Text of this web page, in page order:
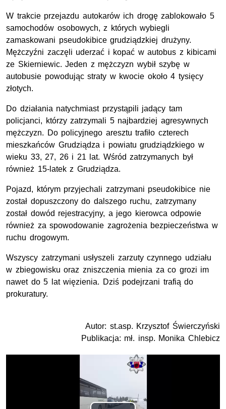
W trakcie przejazdu autokarów ich drogę zablokowało 5
samochodów osobowych, z których wybiegli
zamaskowani pseudokibice grudziądzkiej drużyny.
Mężczyźni zaczęli uderzać i kopać w autobus z kibicami
ze Skierniewic. Jeden z mężczyzn wybił szybę w
autobusie powodując straty w kwocie około 4 tysięcy
złotych.
Do działania natychmiast przystąpili jadący tam
policjanci, którzy zatrzymali 5 najbardziej agresywnych
mężczyzn. Do policyjnego aresztu trafiło czterech
mieszkańców Grudziądza i powiatu grudziądzkiego w
wieku 33, 27, 26 i 21 lat. Wśród zatrzymanych był
również 15-latek z Grudziądza.
Pojazd, którym przyjechali zatrzymani pseudokibice nie
został dopuszczony do dalszego ruchu, zatrzymany
został dowód rejestracyjny, a jego kierowca odpowie
również za spowodowanie zagrożenia bezpieczeństwa w
ruchu drogowym.
Wszyscy zatrzymani usłyszeli zarzuty czynnego udziału
w zbiegowisku oraz zniszczenia mienia za co grozi im
nawet do 5 lat więzienia. Dziś podejrzani trafią do
prokuratury.
Autor: st.asp. Krzysztof Świerczyński
Publikacja: mł. insp. Monika Chlebicz